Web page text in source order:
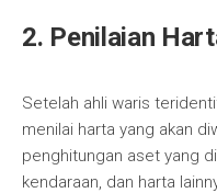
2. Penilaian
Setelah ahli waris
menilai harta yang akan
penghitungan aset yang
kendaraan, dan harta